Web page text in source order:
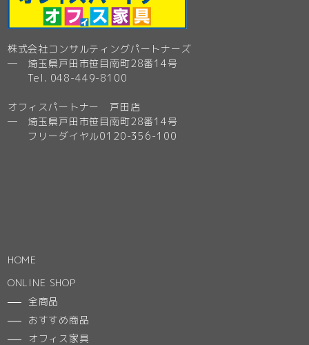
株式会社コンサルティングパートナーズ
─ 埼玉県戸田市笹目南町28番14号
Tel. 048-449-8100
オフィスパートナー 戸田店
─ 埼玉県戸田市笹目南町28番14号
フリーダイヤル0120-356-100
HOME
ONLINE SHOP
全商品
おすすめ商品
オフィス家具